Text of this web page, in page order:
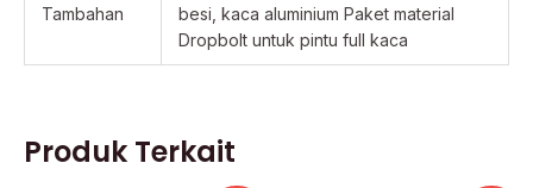
Tambahan
besi, kaca aluminium Paket material
Dropbolt untuk pintu full kaca
Produk Terkait